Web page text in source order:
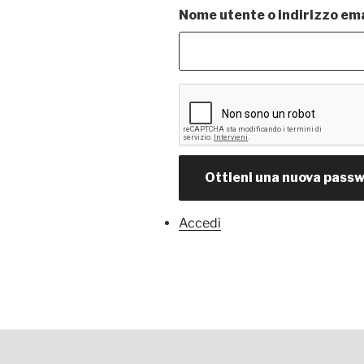
Nome utente o indirizzo
Ottieni una nuova
Accedi